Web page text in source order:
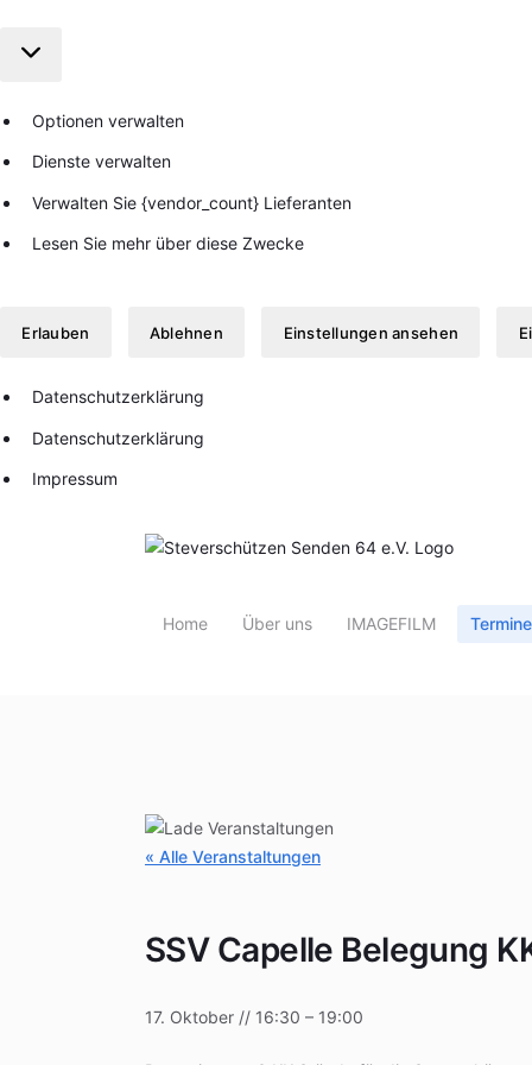
Optionen verwalten
Dienste verwalten
Verwalten Sie {vendor_count} Lieferanten
Lesen Sie mehr über diese Zwecke
Erlauben Ablehnen Einstellungen ansehen
Datenschutzerklärung
Datenschutzerklärung
Impressum
Home Über uns IMAGEFILM Termine
« Alle Veranstaltungen
SSV Capelle Belegung
17. Oktober // 16:30 – 19:00